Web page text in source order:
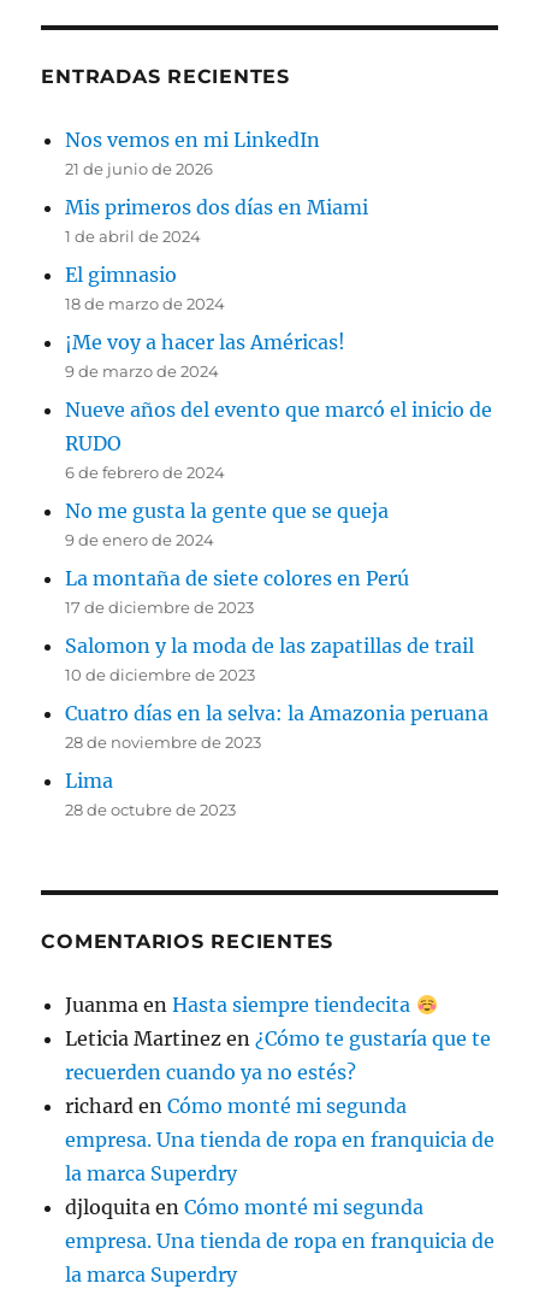
ENTRADAS RECIENTES
Nos vemos en mi LinkedIn
21 de junio de 2026
Mis primeros dos días en Miami
1 de abril de 2024
El gimnasio
18 de marzo de 2024
¡Me voy a hacer las Américas!
9 de marzo de 2024
Nueve años del evento que marcó el inicio de
RUDO
6 de febrero de 2024
No me gusta la gente que se queja
9 de enero de 2024
La montaña de siete colores en Perú
17 de diciembre de 2023
Salomon y la moda de las zapatillas de trail
10 de diciembre de 2023
Cuatro días en la selva: la Amazonia peruana
28 de noviembre de 2023
Lima
28 de octubre de 2023
COMENTARIOS RECIENTES
Juanma enHasta siempre tiendecita
Leticia Martinez en¿Cómo te gustaría que te
recuerden cuando ya no estés?
richard enCómo monté mi segunda
empresa. Una tienda de ropa en franquicia de
la marca Superdry
djloquita enCómo monté mi segunda
empresa. Una tienda de ropa en franquicia de
la marca Superdry